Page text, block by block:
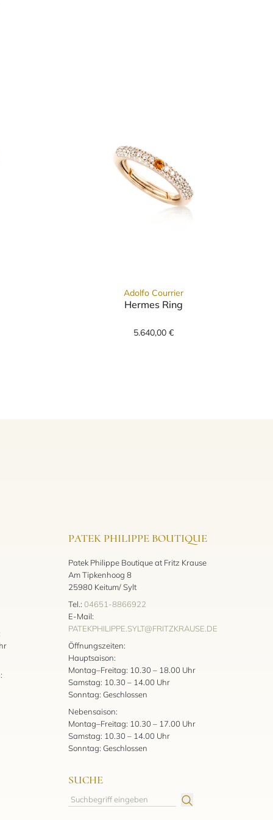
Adolfo Courrier
Hermes Ring
5.640,00 €
PATEK PHILIPPE BOUTIQUE
Patek Philippe Boutique at Fritz Krause
Am Tipkenhoog 8
25980 Keitum/ Sylt
Tel.: 04651-8866922
E-Mail:
PATEKPHILIPPE.SYLT@FRITZKRAUSE.DE
Öffnungszeiten:
Hauptsaison:
Montag–Freitag: 10.30 – 18.00 Uhr
Samstag: 10.30 – 14.00 Uhr
Sonntag: Geschlossen
Nebensaison:
Montag–Freitag: 10.30 – 17.00 Uhr
Samstag: 10.30 – 14.00 Uhr
Sonntag: Geschlossen
SUCHE